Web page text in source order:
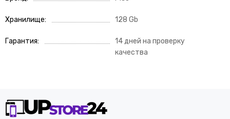
Хранилище 128 Gb
Гарантия
14 дней на проверку
качества